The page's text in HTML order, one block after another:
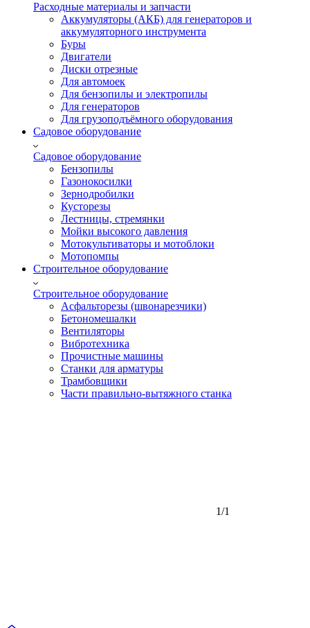
Расходные материалы и запчасти
Аккумуляторы (АКБ) для генераторов и
аккумуляторного инструмента
Буры
Двигатели
Диски отрезные
Для автомоек
Для бензопилы и электропилы
Для генераторов
Для грузоподъёмного оборудования
Садовое оборудование
Садовое оборудование
Бензопилы
Газонокосилки
Зернодробилки
Кусторезы
Лестницы, стремянки
Мойки высокого давления
Мотокультиваторы и мотоблоки
Мотопомпы
Строительное оборудование
Строительное оборудование
Асфальторезы (швонарезчики)
Бетономешалки
Вентиляторы
Вибротехника
Прочистные машины
Станки для арматуры
Трамбовщики
Части правильно-вытяжного станка
1/1